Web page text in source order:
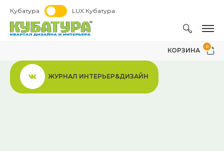
Кубатура LUX Кубатура
КОРЗИНА
0
ЖУРНАЛ ИНТЕРЬЕР&ДИЗАЙН